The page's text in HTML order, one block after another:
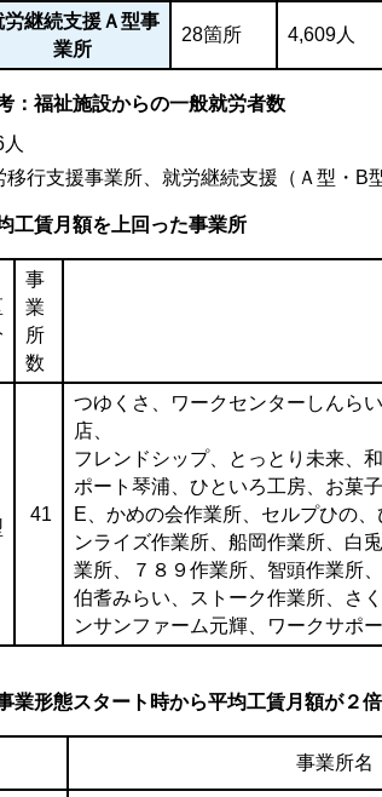
労継続支援Ａ型事
業所
28箇所 4,609人
：福祉施設からの一般就労者数
移行支援事業所、就労継続支援（Ａ型・B
工賃月額を上回った事業所
事
業
所
数
41
つゆくさ、ワークセンターしんら
店、
フレンドシップ、とっとり未来、
ポート琴浦、ひといろ工房、お菓
E、かめの会作業所、セルプひの
ンライズ作業所、船岡作業所、白
業所、７８９作業所、智頭作業所
伯耆みらい、ストーク作業所、さ
ンサンファーム元輝、ワークサポ
業形態スタート時から平均工賃月額が２
事業所名